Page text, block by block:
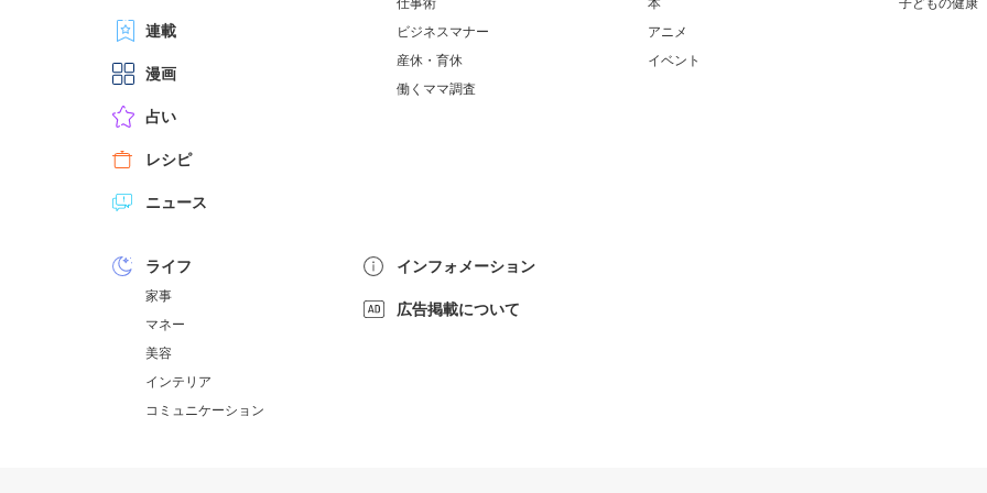
連載
漫画
占い
レシピ
ニュース
仕事術
ビジネスマナー
産休・育休
働くママ調査
本
アニメ
イベント
子どもの健康
ライフ
家事
マネー
美容
インテリア
コミュニケーション
インフォメーション
広告掲載について